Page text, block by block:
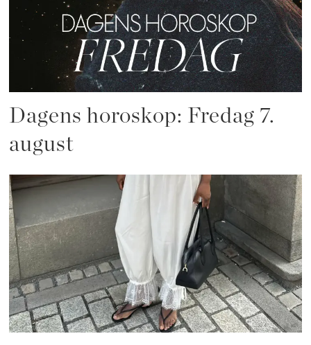
Dagens horoskop: Fredag 7.
august